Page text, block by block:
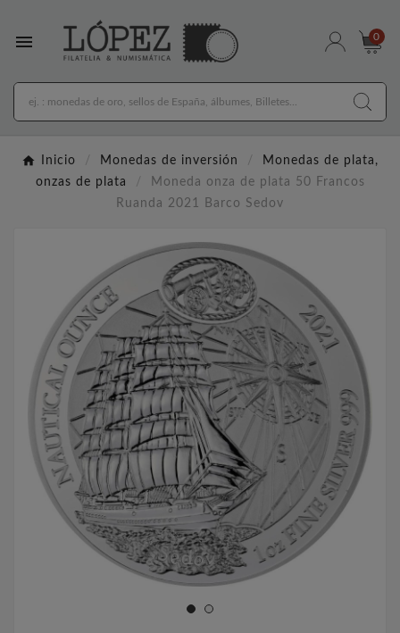
 0
Inicio Monedas de inversión
Monedas de plata,
onzas de plata
Moneda onza de plata 50 Francos
Ruanda 2021 Barco Sedov